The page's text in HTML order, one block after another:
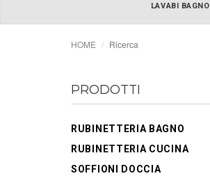
LAVABI BAGNO
HOME Ricerca
PRODOTTI
RUBINETTERIA BAGNO
RUBINETTERIA CUCINA
SOFFIONI DOCCIA